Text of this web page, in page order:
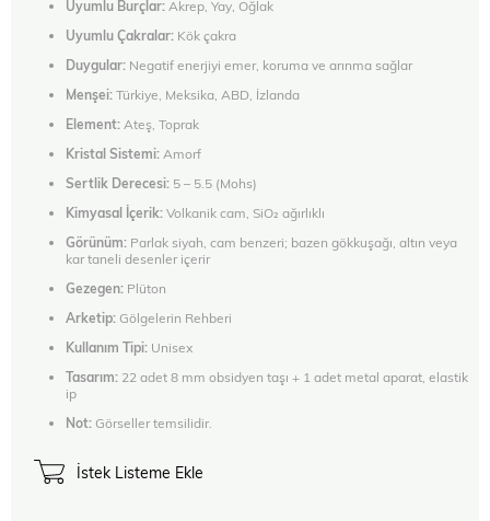
Uyumlu Burçlar: Akrep, Yay, Oğlak
Uyumlu Çakralar: Kök çakra
Duygular: Negatif enerjiyi emer, koruma ve arınma sağlar
Menşei:Türkiye, Meksika, ABD, İzlanda
Element: Ateş, Toprak
Kristal Sistemi: Amorf
Sertlik Derecesi: 5 – 5.5 (Mohs)
Kimyasal İçerik:Volkanik cam, SiO₂ ağırlıklı
Görünüm: Parlak siyah, cam benzeri; bazen gökkuşağı, altın veya
kar taneli desenler içerir
Gezegen: Plüton
Arketip: Gölgelerin Rehberi
Kullanım Tipi: Unisex
Tasarım: 22 adet 8 mm obsidyen taşı + 1 adet metal aparat, elastik
ip
Not: Görseller temsilidir.
İstek Listeme Ekle